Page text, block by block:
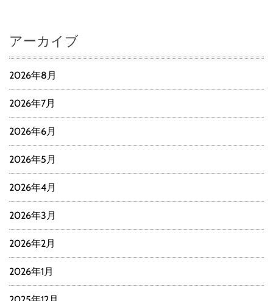
アーカイブ
2026年8月
2026年7月
2026年6月
2026年5月
2026年4月
2026年3月
2026年2月
2026年1月